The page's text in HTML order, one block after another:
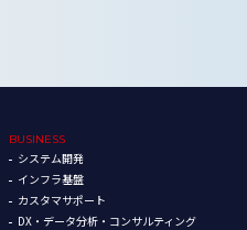
BUSINESS
システム開発
インフラ基盤
カスタマサポート
DX・データ分析・コンサルティング